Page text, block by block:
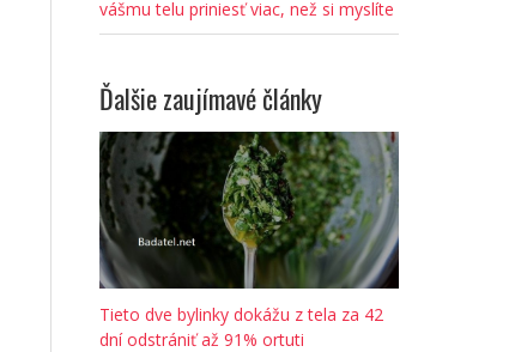
vášmu telu priniesť viac, než si myslíte
Ďalšie zaujímavé články
Tieto dve bylinky dokážu z tela za 42
dní odstrániť až 91% ortuti